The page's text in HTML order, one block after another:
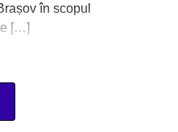
în scopul
[…]